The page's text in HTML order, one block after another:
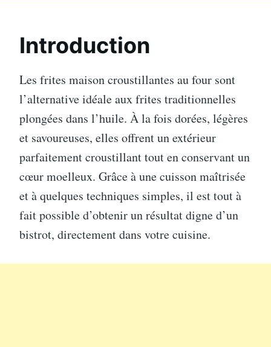
Introduction
Les frites maison croustillantes au four sont
l’alternative idéale aux frites traditionnelles
plongées dans l’huile. À la fois dorées, légères
et savoureuses, elles offrent un extérieur
parfaitement croustillant tout en conservant un
cœur moelleux. Grâce à une cuisson maîtrisée
et à quelques techniques simples, il est tout à
fait possible d’obtenir un résultat digne d’un
bistrot, directement dans votre cuisine.